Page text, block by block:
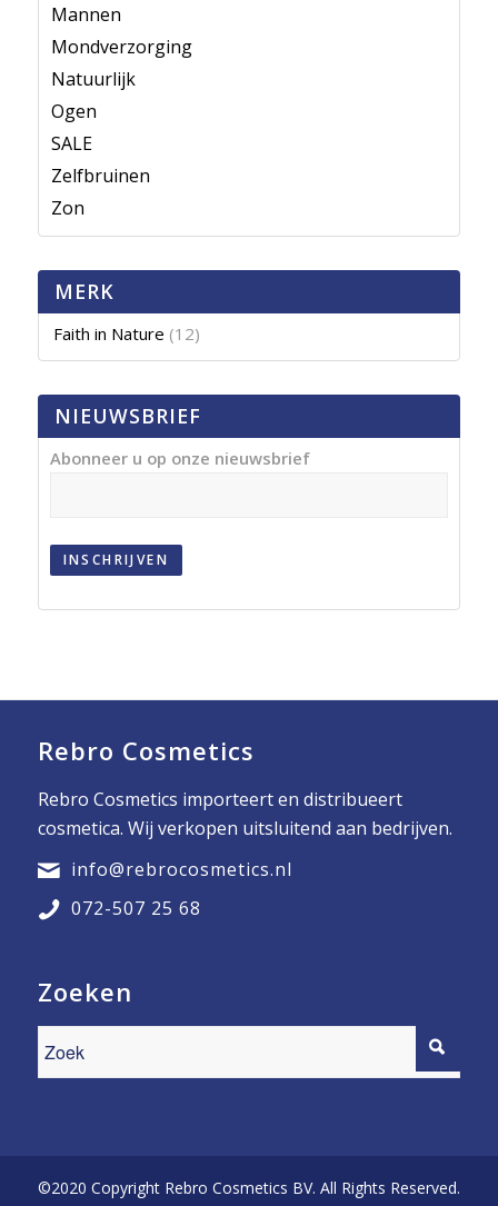
Mannen
Mondverzorging
Natuurlijk
Ogen
SALE
Zelfbruinen
Zon
MERK
Faith in Nature (12)
NIEUWSBRIEF
Abonneer u op onze nieuwsbrief
INSCHRIJVEN
Rebro Cosmetics
Rebro Cosmetics importeert en distribueert
cosmetica. Wij verkopen uitsluitend aan bedrijven.
info@rebrocosmetics.nl
072-507 25 68
Zoeken
©2020 Copyright Rebro Cosmetics BV. All Rights Reserved.